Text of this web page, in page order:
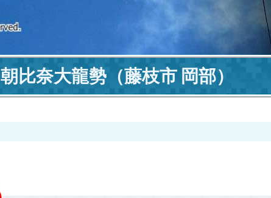
朝比奈大龍勢（藤枝市 岡部）